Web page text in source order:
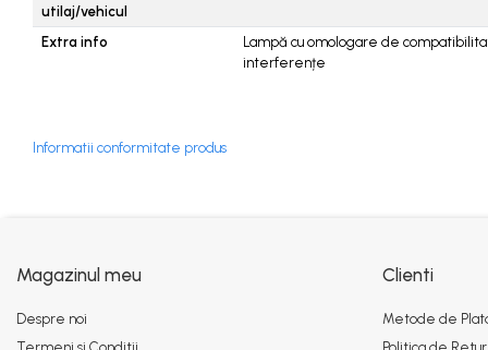
utilaj/vehicul
Extra info
Lampă cu omologare de
interferențe
Informatii conformitate produs
Magazinul meu
Despre noi
Termeni si Conditii
Clienti
Metode de
Politica de Retur